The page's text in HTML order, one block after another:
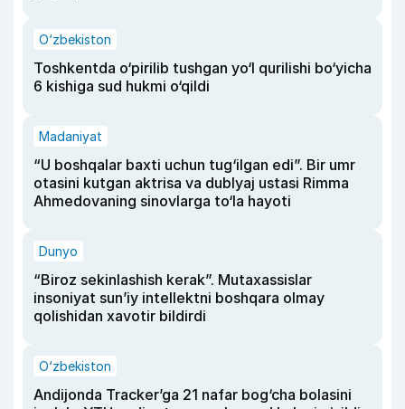
O‘zbekiston
Toshkentda o‘pirilib tushgan yo‘l qurilishi bo‘yicha
6 kishiga sud hukmi o‘qildi
Madaniyat
“U boshqalar baxti uchun tug‘ilgan edi”. Bir umr
otasini kutgan aktrisa va dublyaj ustasi Rimma
Ahmedovaning sinovlarga to‘la hayoti
Dunyo
“Biroz sekinlashish kerak”. Mutaxassislar
insoniyat sun’iy intellektni boshqara olmay
qolishidan xavotir bildirdi
O‘zbekiston
Andijonda Tracker’ga 21 nafar bog‘cha bolasini